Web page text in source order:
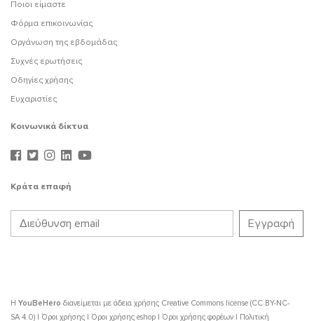
Ποιοι είμαστε
Φόρμα επικοινωνίας
Οργάνωση της εβδομάδας
Συχνές ερωτήσεις
Οδηγίες χρήσης
Ευχαριστίες
Κοινωνικά δίκτυα
Κράτα επαφή
Η YouBeHero διανείμεται με άδεια χρήσης Creative Commons license (CC BY-NC-
SA 4.0)
Όροι χρήσης Όροι χρήσης eshop Όροι χρήσης φορέων Πολιτική